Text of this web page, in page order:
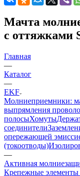
Мачта
с оттяжками
Главная
—
Каталог
—
EKF
Молниеприемники:
выпрямления
полосыХомуты
соединители
опережающей
(токоотводы)
—
Активная
Крепежные